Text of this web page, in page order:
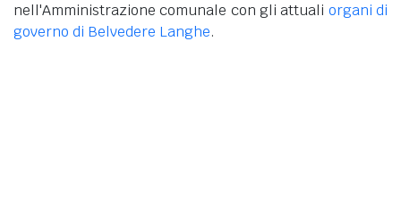
nell'Amministrazione comunale con gli attuali organi di
governo di Belvedere Langhe.